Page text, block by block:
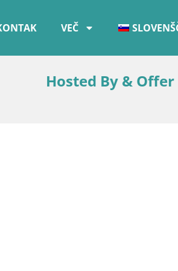
VEČ
Hosted By & Offer